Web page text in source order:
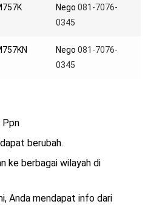
Nego081-7076-
0345
Nego081-7076-
0345
Ppn
berubah.
ke berbagai wilayah di
Anda mendapat info dari